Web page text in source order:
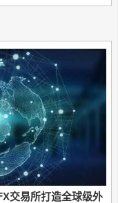
交易所打造全球级外